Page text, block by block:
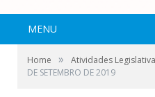
MENU
Home » Atividades
DE SETEMBRO DE 2019